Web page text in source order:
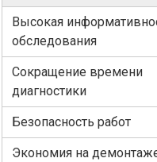
Высокая
обследования
Сокращение времени
диагностики
Безопасность работ
Экономия на